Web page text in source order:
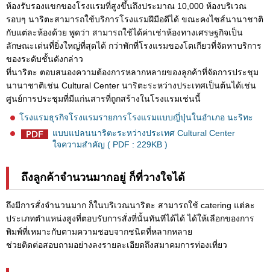
ห้องรับรองแขกของโรงแรมที่สูงขึ้นถึงประมาณ 10,000 ห้องบริเวณ
รอบๆ นาริตะสามารถใช้บริการโรงแรมฝีมือดีได้ ขณะคงไซส์นานาชาติ
กับแต่ละห้องด้วย พูดว่า สามารถใช้ได้ค่าเช่าห้องทางเศรษฐกิจเป็น
ลักษณะเด่นที่ยิ่งใหญ่ที่สุดได้ กว่าพักที่โรงแรมของโตเกียวที่จัดหาบริการ
ของระดับชั้นดังกล่าว
ที่นาริตะ ตอบสนองความต้องการหลากหลายของลูกค้าที่จัดการประชุม
นานาชาติเช่น Cultural Center นาริตะระหว่างประเทศเป็นต้นได้เช่น
ศูนย์การประชุมที่มีแก่นสารที่ถูกสร้างในโรงแรมเช่นนี้
โรงแรมธุรกิจโรงแรมรายการโรงแรมแบบญี่ปุ่นในอำเภอ นะริทะ
แบบแปลนนาริตะระหว่างประเทศ Cultural Center
ใจความสำคัญ ( PDF : 229KB )
ถึงลูกค้าจำนวนมากอยู่ ก็ที่วางใจได้
ถึงมีการสั่งจำนวนมาก ก็ในบริเวณนาริตะ สามารถใช้ catering แต่ละ
ประเภทตำแหน่งสูงที่ตอบรับการสั่งที่นั้นทันทีได้ได้ ได้ให้เลือกของการ
พิมพ์ที่เหมาะกับตามความชอบจากชนิดที่หลากหลาย
ช่วยติดต่อสอบถามอย่างลงรายละเอียดถึงสมาคมการท่องเที่ยว